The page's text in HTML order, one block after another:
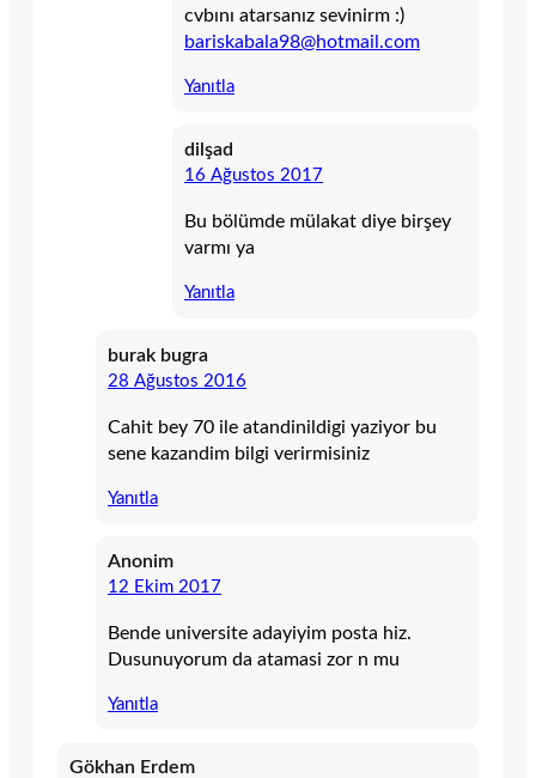
cvbını atarsanız sevinirm :)
bariskabala98@hotmail.com
Yanıtla
dilşad
16 Ağustos 2017
Bu bölümde mülakat diye birşey
varmı ya
Yanıtla
burak bugra
28 Ağustos 2016
Cahit bey 70 ile atandinildigi yaziyor bu
sene kazandim bilgi verirmisiniz
Yanıtla
Anonim
12 Ekim 2017
Bende universite adayiyim posta hiz.
Dusunuyorum da atamasi zor n mu
Yanıtla
Gökhan Erdem